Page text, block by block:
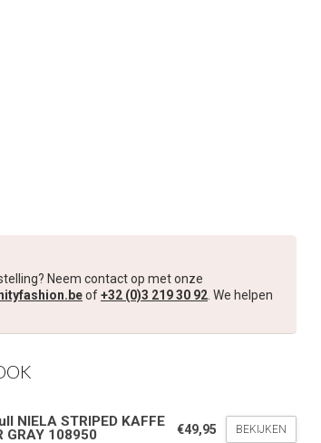
Neem contact op met onze
of+32 (0)3 219 30 92 . We helpen
NIELA STRIPED KAFFE
GRAY 108950
€49,95 BEKIJKEN